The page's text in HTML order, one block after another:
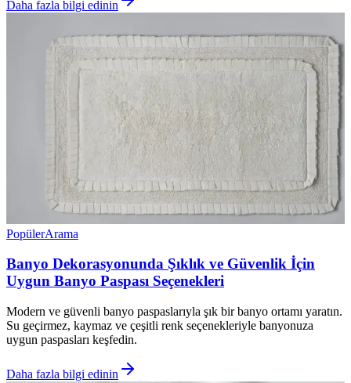
Daha fazla bilgi edinin
PopülerArama
Banyo Dekorasyonunda Şıklık ve Güvenlik İçin
Uygun Banyo Paspası Seçenekleri
Modern ve güvenli banyo paspaslarıyla şık bir banyo ortamı yaratın.
Su geçirmez, kaymaz ve çeşitli renk seçenekleriyle banyonuza
uygun paspasları keşfedin.
Daha fazla bilgi edinin